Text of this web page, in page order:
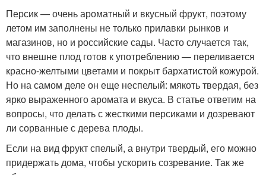
Персик — очень ароматный и вкусный фрукт, поэтому
летом им заполнены не только прилавки рынков и
магазинов, но и российские сады. Часто случается так,
что внешне плод готов к употреблению — переливается
красно-желтыми цветами и покрыт бархатистой кожурой.
Но на самом деле он еще неспелый: мякоть твердая, без
ярко выраженного аромата и вкуса. В статье ответим на
вопросы, что делать с жесткими персиками и дозревают
ли сорванные с дерева плоды.
Если на вид фрукт спелый, а внутри твердый, его можно
придержать дома, чтобы ускорить созревание. Так же